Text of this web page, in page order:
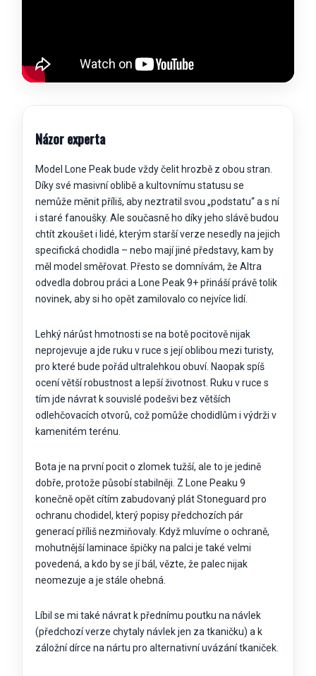
Názor experta
Model Lone Peak bude vždy čelit hrozbě z obou stran.
Díky své masivní oblibě a kultovnímu statusu se
nemůže měnit příliš, aby neztratil svou „podstatu“ a s ní
i staré fanoušky. Ale současně ho díky jeho slávě budou
chtít zkoušet i lidé, kterým starší verze nesedly na jejich
specifická chodidla – nebo mají jiné představy, kam by
měl model směřovat. Přesto se domnívám, že Altra
odvedla dobrou práci a Lone Peak 9+ přináší právě tolik
novinek, aby si ho opět zamilovalo co nejvíce lidí.
Lehký nárůst hmotnosti se na botě pocitově nijak
neprojevuje a jde ruku v ruce s její oblibou mezi turisty,
pro které bude pořád ultralehkou obuví. Naopak spíš
ocení větší robustnost a lepší životnost. Ruku v ruce s
tím jde návrat k souvislé podešvi bez větších
odlehčovacích otvorů, což pomůže chodidlům i výdrži v
kamenitém terénu.
Bota je na první pocit o zlomek tužší, ale to je jedině
dobře, protože působí stabilněji. Z Lone Peaku 9
konečně opět cítím zabudovaný plát Stoneguard pro
ochranu chodidel, který popisy předchozích pár
generací příliš nezmiňovaly. Když mluvíme o ochraně,
mohutnější laminace špičky na palci je také velmi
povedená, a kdo by se jí bál, vězte, že palec nijak
neomezuje a je stále ohebná.
Líbil se mi také návrat k přednímu poutku na návlek
(předchozí verze chytaly návlek jen za tkaničku) a k
záložní dírce na nártu pro alternativní uvázání tkaniček.